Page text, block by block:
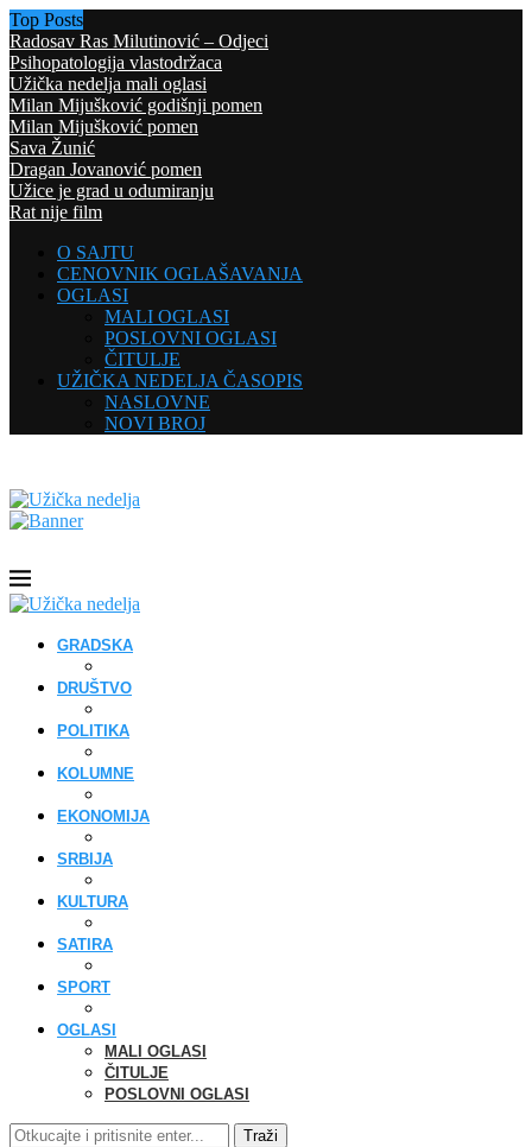
Top Posts
Radosav Ras Milutinović – Odjeci
Psihopatologija vlastodržaca
Užička nedelja mali oglasi
Milan Mijušković godišnji pomen
Milan Mijušković pomen
Sava Žunić
Dragan Jovanović pomen
Užice je grad u odumiranju
Rat nije film
O SAJTU
CENOVNIK OGLAŠAVANJA
OGLASI
MALI OGLASI
POSLOVNI OGLASI
ČITULJE
UŽIČKA NEDELJA ČASOPIS
NASLOVNE
NOVI BROJ
GRADSKA
DRUŠTVO
POLITIKA
KOLUMNE
EKONOMIJA
SRBIJA
KULTURA
SATIRA
SPORT
OGLASI
MALI OGLASI
ČITULJE
POSLOVNI OGLASI
Traži